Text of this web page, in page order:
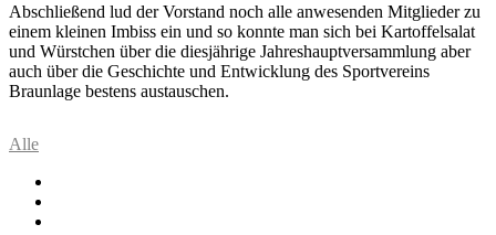
Abschließend lud der Vorstand noch alle anwesenden Mitglieder zu
einem kleinen Imbiss ein und so konnte man sich bei Kartoffelsalat
und Würstchen über die diesjährige Jahreshauptversammlung aber
auch über die Geschichte und Entwicklung des Sportvereins
Braunlage bestens austauschen.
Alle